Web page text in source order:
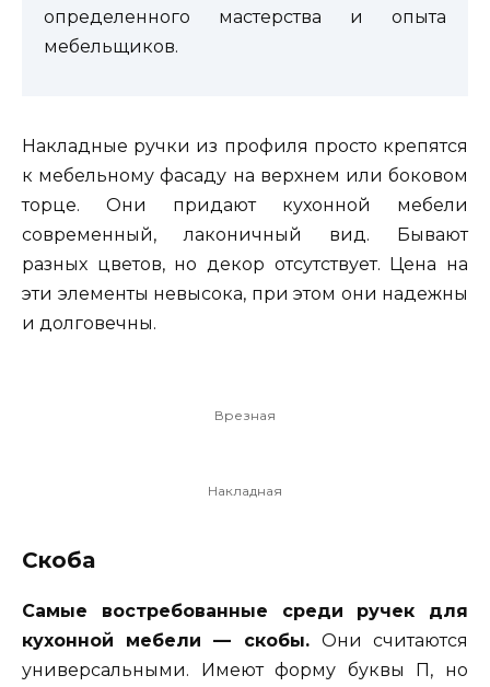
определенного мастерства и опыта
мебельщиков.
Накладные ручки из профиля просто крепятся
к мебельному фасаду на верхнем или боковом
торце. Они придают кухонной мебели
современный, лаконичный вид. Бывают
разных цветов, но декор отсутствует. Цена на
эти элементы невысока, при этом они надежны
и долговечны.
Врезная
Накладная
Скоба
Самые востребованные среди ручек для
кухонной мебели — скобы. Они считаются
универсальными. Имеют форму буквы П, но